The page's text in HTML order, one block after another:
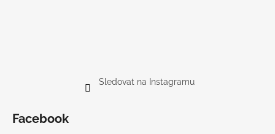
Sledovat na Instagramu
Facebook